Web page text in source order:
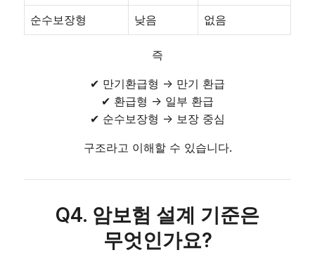
순수보장형 낮음 없음
즉
✔ 만기환급형 → 만기 환급
✔ 환급형 → 일부 환급
✔ 순수보장형 → 보장 중심
구조라고 이해할 수 있습니다.
Q4. 암보험 설계 기준은
무엇인가요?